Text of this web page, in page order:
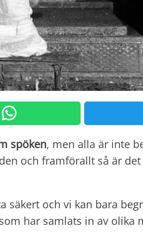
spöken, men alla är inte
och framförallt så är
säkert och vi kan bara
har samlats in av olika